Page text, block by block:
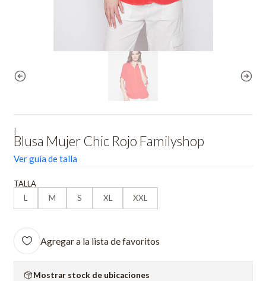
Blusa Mujer Chic Rojo Familyshop
Ver guía de talla
TALLA
L
M S XL XXL
Agregar a la lista de favoritos
Mostrar stock de ubicaciones